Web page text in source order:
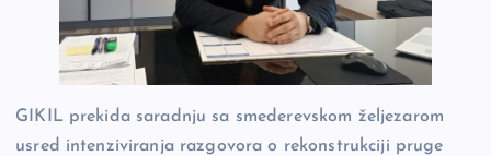
GIKIL prekida saradnju sa smederevskom željezarom
usred intenziviranja razgovora o rekonstrukciji pruge